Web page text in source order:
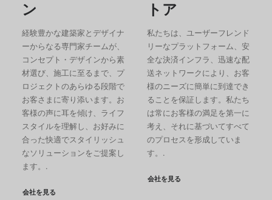
ン
経験豊かな建築家とデザイナ
ーからなる専門家チームが、
コンセプト・デザインから素
材選び、施工に至るまで、プ
ロジェクトのあらゆる段階で
お客さまに寄り添います。お
客様の声に耳を傾け、ライフ
スタイルを理解し、お好みに
合った快適でスタイリッシュ
なソリューションをご提案し
ます。.
会社を見る
トア
私たちは、ユーザーフレンド
リーなプラットフォーム、安
全な決済インフラ、迅速な配
送ネットワークにより、お客
様のニーズに簡単に到達でき
ることを保証します。私たち
は常にお客様の満足を第一に
考え、それに基づいてすべて
のプロセスを形成していま
す。.
会社を見る